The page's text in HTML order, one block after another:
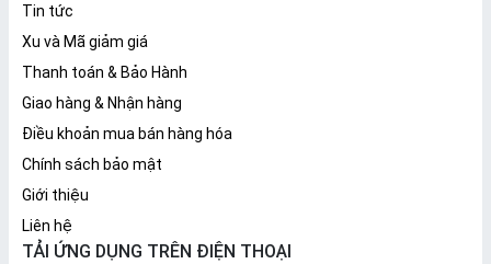
Tin tức
Xu và Mã giảm giá
Thanh toán & Bảo Hành
Giao hàng & Nhận hàng
Điều khoản mua bán hàng hóa
Chính sách bảo mật
Giới thiệu
Liên hệ
TẢI ỨNG DỤNG TRÊN ĐIỆN THOẠI